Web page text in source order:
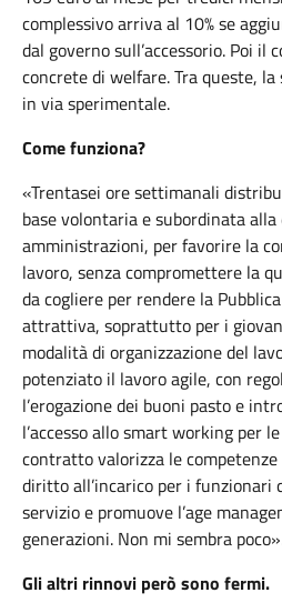
complessivo arriva al 10% se
dal governo sull’accessorio. Poi
concrete di welfare. Tra queste,
in via sperimentale.
Come funziona?
«Trentasei ore settimanali
base volontaria e subordinata alla
amministrazioni, per favorire la
lavoro, senza compromettere la
da cogliere per rendere la
attrattiva, soprattutto per i
modalità di organizzazione del
potenziato il lavoro agile, con
l’erogazione dei buoni pasto e
l’accesso allo smart working per
contratto valorizza le
diritto all’incarico per i funzionari
servizio e promuove l’age
generazioni. Non mi sembra
Gli altri rinnovi però sono fermi.